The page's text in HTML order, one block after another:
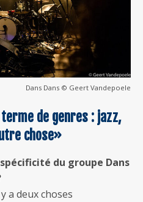
Dans Dans © Geert Vandepoele
de genres : jazz,
chose»
du groupe Dans
a deux choses